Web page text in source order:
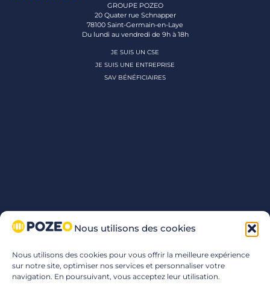
Nous utilisons des cookies
Nous utilisons des cookies pour vous offrir la meilleure expérience
sur notre site, optimiser nos services et personnaliser votre
navigation. En poursuivant, vous acceptez leur utilisation.
GROUPE POZEO
20 Quater rue Schnapper
78100 Saint-Germain-en-Laye
Du lundi au vendredi de 9h à 18h
JE SUIS UN CSE
JE SUIS UNE ENTREPRISE
SAV BÉNÉFICIAIRES